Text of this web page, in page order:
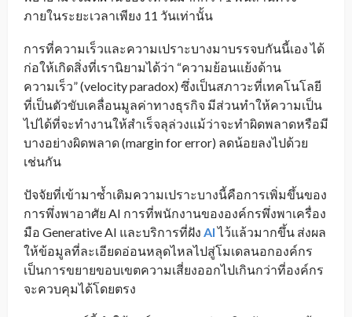
ภายในระยะเวลาเพียง 11 วันเท่านั้น
การที่ความเร็วและความเปราะบางมาบรรจบกันนี้เอง ได้
ก่อให้เกิดสิ่งที่เรานิยามได้ว่า “ความย้อนแย้งด้าน
ความเร็ว” (velocity paradox) ซึ่งเป็นสภาวะที่เทคโนโลยี
ที่เป็นตัวขับเคลื่อนมูลค่าทางธุรกิจ มีส่วนทำให้ความเป็น
ไปได้ที่จะทำงานให้สำเร็จลุล่วงแม้ว่าจะทำผิดพลาดหรือมี
บางอย่างผิดพลาด (margin for error) ลดน้อยลงไปด้วย
เช่นกัน
ปัจจัยที่เข้ามาซ้ำเติมความเปราะบางนี้คือการเพิ่มขึ้นของ
การพึ่งพาอาศัย AI การที่พนักงานขององค์กรพึ่งพาเครื่อง
มือ Generative AI และบริการที่ฝัง AIไว้แล้วมากขึ้น ส่งผล
ให้ข้อมูลที่ละเอียดอ่อนหลุดไหลไปสู่โมเดลนอกองค์กร
เป็นการขยายขอบเขตความเสี่ยงออกไปเกินกว่าที่องค์กร
จะควบคุมได้โดยตรง